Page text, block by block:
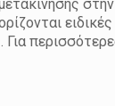
Για